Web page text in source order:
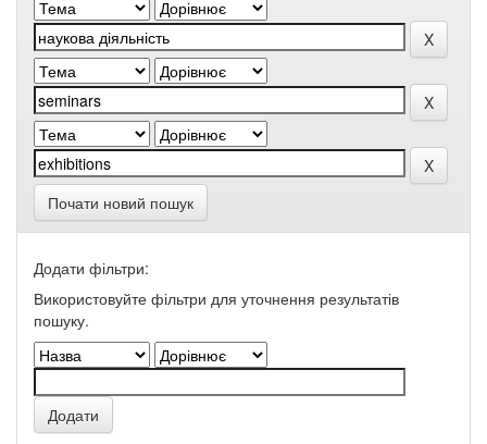
Почати новий пошук
Додати фільтри:
Використовуйте фільтри для уточнення результатів
пошуку.